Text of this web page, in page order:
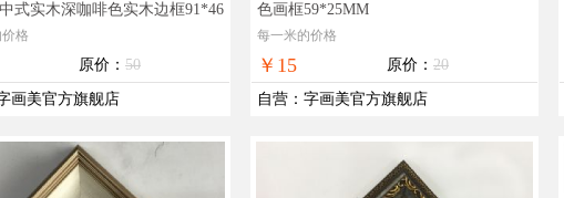
式实木深咖啡色实木边框91*46
格
原价： 50
画美官方旗舰店
色画框59*25MM
每一米的价格
￥15 原价： 20
自营 ： 字画美官方旗舰店